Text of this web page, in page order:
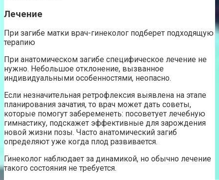
Лечение
При загибе матки врач-гинеколог подберет подходящую
терапию
При анатомическом загибе специфическое лечение не
нужно. Небольшое отклонение, вызванное
индивидуальными особенностями, неопасно.
Если незначительная ретрофлексия выявлена на этапе
планирования зачатия, то врач может дать советы,
которые помогут забеременеть: посоветует лечебную
гимнастику, подскажет эффективные для зарождения
новой жизни позы. Часто анатомический загиб
определяют уже когда плод развивается.
Гинеколог наблюдает за динамикой, но обычно лечение
такого состояния не требуется.